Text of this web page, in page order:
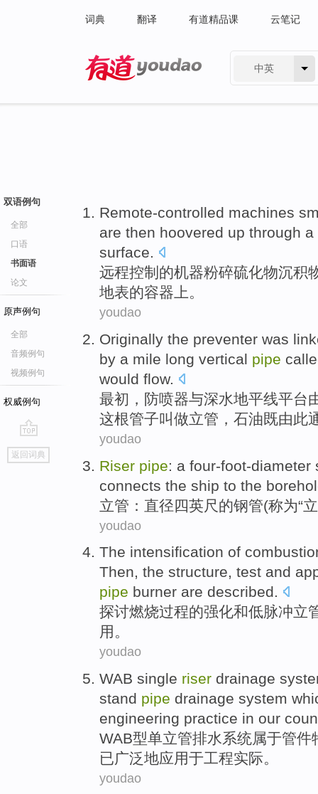
词典 翻译 有道精品课 云笔记
中英
双语例句
全部
口语
书面语
论文
原声例句
全部
音频例句
视频例句
权威例句
go
top
返回词典
Remote-controlled machines
are then hoovered up through a
surface.
远程控制 的机器粉碎硫化物沉积
地表的容器 上。
youdao
Originally the preventer was
by a mile long vertical pipe
would flow.
最初 ， 防喷器与深水地平线平台
这根管子叫做立管， 石油既由此
youdao
Riser pipe: a four-foot-diameter
connects the ship to the
立管 ： 直径四英尺的钢管(称为“
youdao
The intensification of
Then, the structure, test and
pipe burner are described.
探讨燃烧过程的强化和低脉冲立
用 。
youdao
WAB single riser drainage
stand pipe drainage system
engineering practice in our
WAB型单立管排水系统属于管件
已广泛地应用于工程实际。
youdao